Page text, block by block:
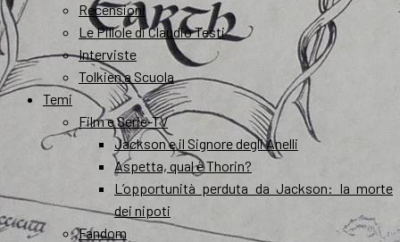
Recensioni
Le Pillole di Claudio Testi
Interviste
Tolkien a Scuola
Temi
Film e Serie-TV
Jackson e il Signore degli Anelli
Aspetta, qual è Thorin?
L’opportunità perduta da Jackson: la morte
dei nipoti
Fandom